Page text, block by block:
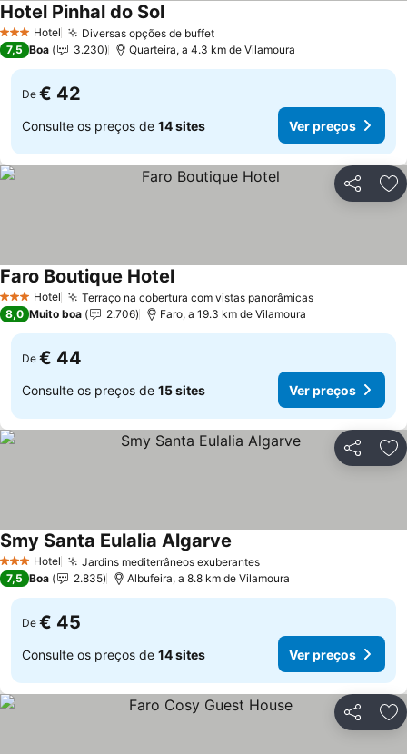
3 EstrelasHotel Diversas opções de buffetVer preços
Hotel Pinhal do SolVer preços
7,5 Boa 3.230 Quarteira, a 4.3 km de Vilamoura
De € 42
Consulte os preços de 14 sites Ver preços
Partilhar
3 EstrelasHotel Terraço na cobertura com vistas panorâmicasVer preços
Faro Boutique HotelVer preços
8,0 Muito boa 2.706 Faro, a 19.3 km de Vilamoura
De € 44
Consulte os preços de 15 sites Ver preços
Partilhar
3 EstrelasHotel Jardins mediterrâneos exuberantesVer preços
Smy Santa Eulalia Algarve
7,5 Boa 2.835 Albufeira, a 8.8 km de Vilamoura
De € 45
Consulte os preços de 14 sites Ver preços
Partilhar